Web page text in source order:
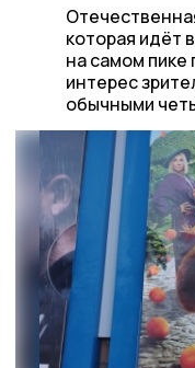
которая идёт
на самом пике
интерес
обычными